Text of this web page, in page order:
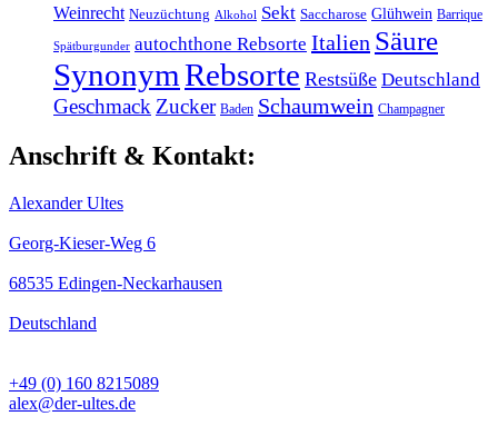
Weinrecht Neuzüchtung Alkohol Sekt Saccharose Glühwein Barrique
Spätburgunder autochthone Rebsorte Italien Säure
SynonymRebsorte Restsüße Deutschland
Geschmack Zucker Baden Schaumwein Champagner
Anschrift & Kontakt:
Alexander Ultes
Georg-Kieser-Weg 6
68535 Edingen-Neckarhausen
Deutschland
+49 (0) 160 8215089
alex@der-ultes.de